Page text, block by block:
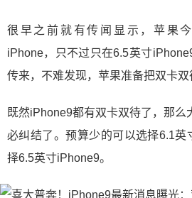
很早之前就有传闻显示，苹果
iPhone，只不过只在6.5英寸
传来，不难发现，苹果准备把双卡双
既然iPhone9都有双卡双待了，那么
必纠结了。预算少的可以选择6.1英
择6.5英寸iPhone9。